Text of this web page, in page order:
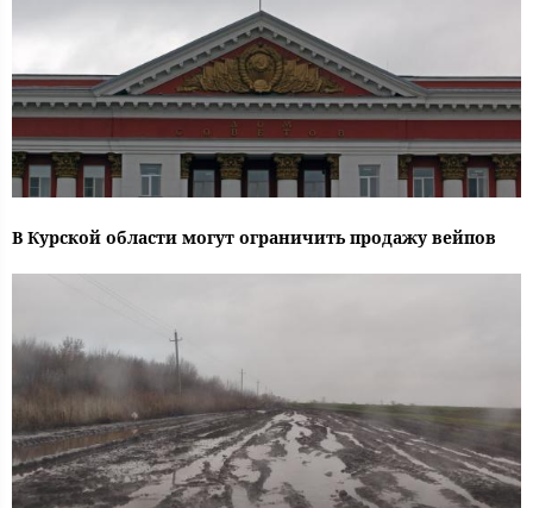
В Курской области могут ограничить продажу вейпов